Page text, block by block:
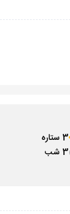
3 ستاره
3 شب